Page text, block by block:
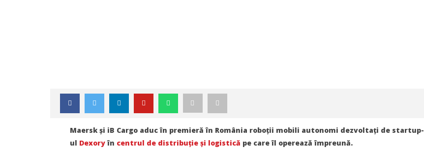
Maersk și iB Cargo aduc în premieră în România roboții mobili autonomi dezvoltați de startup-
ul Dexoryîn centrul de distribuție și logistică pe care îl operează împreună.